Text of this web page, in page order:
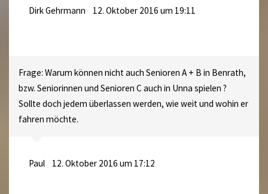
Dirk Gehrmann 12. Oktober 2016 um 19:11
Frage: Warum können nicht auch Senioren A + B in Benrath,
bzw. Seniorinnen und Senioren C auch in Unna spielen ?
Sollte doch jedem überlassen werden, wie weit und wohin er
fahren möchte.
Paul 12. Oktober 2016 um 17:12